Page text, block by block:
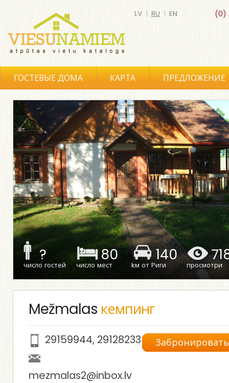
(0)
LV | RU | EN
ГОСТЕВЫЕ ДОМА КАРТА ПРЕДЛОЖЕНИЕ
?
число гостей
80
число мест
140
kм от Риги просмотри
Mežmalas кемпинг
Забронировать
29159944, 29128233
mezmalas2@inbox.lv